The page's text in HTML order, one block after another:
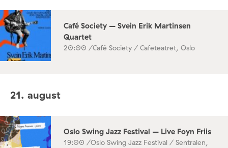
Café Society – Svein Erik Martinsen
Quartet
20:00 /Café Society / Cafeteatret, Oslo
21. august
Oslo Swing Jazz Festival – Live Foyn Friis
19:00 /Oslo Swing Jazz Festival / Sentralen,